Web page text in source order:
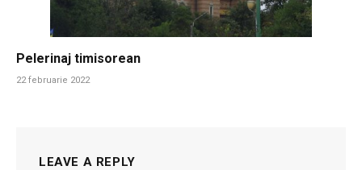
Pelerinaj timisorean
22 februarie 2022
LEAVE A REPLY